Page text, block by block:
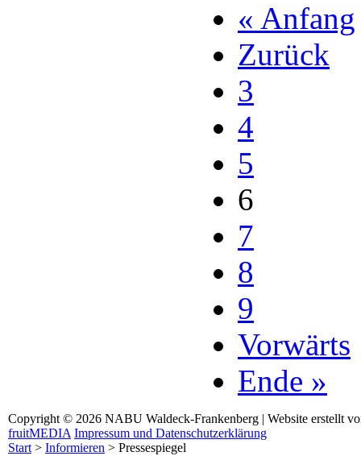
« Anfang
Zurück
3
4
5
6
7
8
9
Vorwärts
Ende »
Copyright © 2026 NABU Waldeck-Frankenberg | Website erstellt
fruitMEDIA Impressum und Datenschutzerklärung
Start> Informieren > Pressespiegel